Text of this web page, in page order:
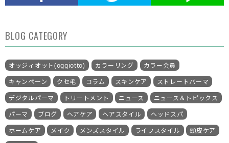
BLOG CATEGORY
オッジィオット(oggiotto) カラーリング
カラー会員
キャンペーン
クセ毛 コラム スキンケア
ストレートパーマ
デジタルパーマ
トリートメント ニュース
ニュース＆トピックス
パーマ
ブログ ヘアケア ヘアスタイル
ヘッドスパ
ホームケア
メイク メンズスタイル ライフスタイル
頭皮ケア